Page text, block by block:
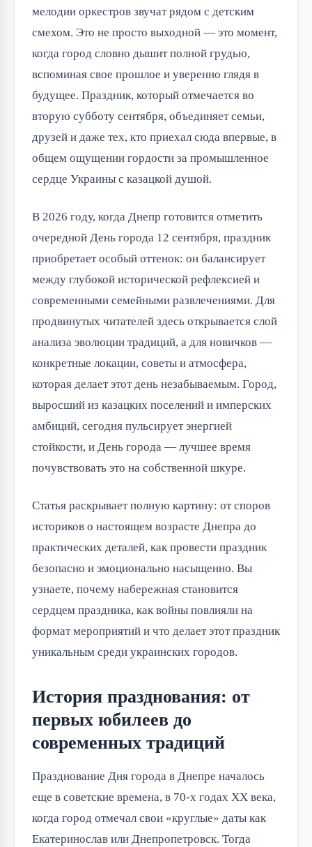
мелодии оркестров звучат рядом с детским
смехом. Это не просто выходной — это момент,
когда город словно дышит полной грудью,
вспоминая свое прошлое и уверенно глядя в
будущее. Праздник, который отмечается во
вторую субботу сентября, объединяет семьи,
друзей и даже тех, кто приехал сюда впервые, в
общем ощущении гордости за промышленное
сердце Украины с казацкой душой.
В 2026 году, когда Днепр готовится отметить
очередной День города 12 сентября, праздник
приобретает особый оттенок: он балансирует
между глубокой исторической рефлексией и
современными семейными развлечениями. Для
продвинутых читателей здесь открывается слой
анализа эволюции традиций, а для новичков —
конкретные локации, советы и атмосфера,
которая делает этот день незабываемым. Город,
выросший из казацких поселений и имперских
амбиций, сегодня пульсирует энергией
стойкости, и День города — лучшее время
почувствовать это на собственной шкуре.
Статья раскрывает полную картину: от споров
историков о настоящем возрасте Днепра до
практических деталей, как провести праздник
безопасно и эмоционально насыщенно. Вы
узнаете, почему набережная становится
сердцем праздника, как войны повлияли на
формат мероприятий и что делает этот праздник
уникальным среди украинских городов.
История празднования: от
первых юбилеев до
современных традиций
Празднование Дня города в Днепре началось
еще в советские времена, в 70-х годах XX века,
когда город отмечал свои «круглые» даты как
Екатеринослав или Днепропетровск. Тогда